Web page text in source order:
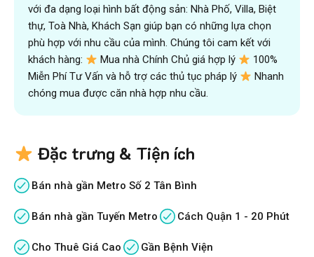
với đa dạng loại hình bất động sản: Nhà Phố, Villa, Biệt
thự, Toà Nhà, Khách Sạn giúp bạn có những lựa chọn
phù hợp với nhu cầu của mình. Chúng tôi cam kết với
khách hàng:
Mua nhà Chính Chủ giá hợp lý
100%
Miễn Phí Tư Vấn và hỗ trợ các thủ tục pháp lý
Nhanh
chóng mua được căn nhà hợp nhu cầu.
Đặc trưng & Tiện ích
Bán nhà gần Metro Số 2 Tân Bình
Bán nhà gần Tuyến Metro Cách Quận 1 - 20 Phút
Cho Thuê Giá Cao Gần Bệnh Viện